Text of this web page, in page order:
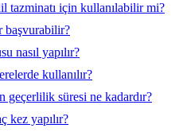
tazminatı için kullanılabilir mi?
nasıl yapılır?
kullanılır?
geçerlilik süresi ne kadardır?
kez yapılır?